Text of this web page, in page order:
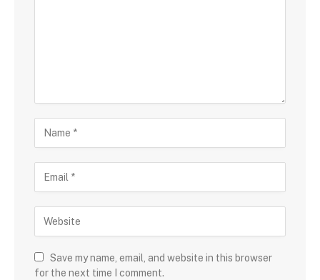
Save my name, email, and website in this browser
for the next time I comment.